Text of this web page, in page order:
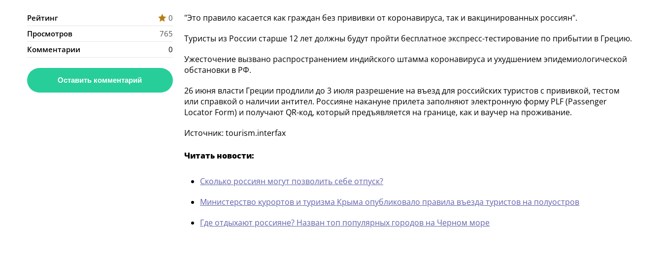
Рейтинг
0
Просмотров
765
Комментарии
0
Оставить комментарий
"Это правило касается как граждан без прививки от коронавируса, так и вакцинированных россиян".
Туристы из России старше 12 лет должны будут пройти бесплатное экспресс-тестирование по прибытии в Грецию.
Ужесточение вызвано распространением индийского штамма коронавируса и ухудшением эпидемиологической
обстановки в РФ.
26 июня власти Греции продлили до 3 июля разрешение на въезд для российских туристов с прививкой, тестом
или справкой о наличии антител. Россияне накануне прилета заполняют электронную форму PLF (Passenger
Locator Form) и получают QR-код, который предъявляется на границе, как и ваучер на проживание.
Источник: tourism.interfax
Читать новости:
Сколько россиян могут позволить себе отпуск?
Министерство курортов и туризма Крыма опубликовало правила въезда туристов на полуостров
Где отдыхают россияне? Назван топ популярных городов на Черном море